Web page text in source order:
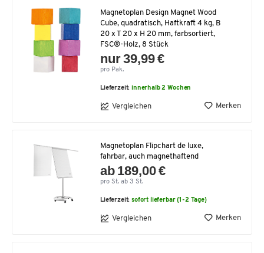
Magnetoplan Design Magnet Wood
Cube, quadratisch, Haftkraft 4 kg, B
20 x T 20 x H 20 mm, farbsortiert,
FSC®-Holz, 8 Stück
nur 39,99 €
pro Pak.
Lieferzeit:innerhalb 2 Wochen
Vergleichen Merken
Magnetoplan Flipchart de luxe,
fahrbar, auch magnethaftend
ab 189,00 €
pro St. ab 3 St.
Lieferzeit:sofort lieferbar (1-2 Tage)
Vergleichen Merken